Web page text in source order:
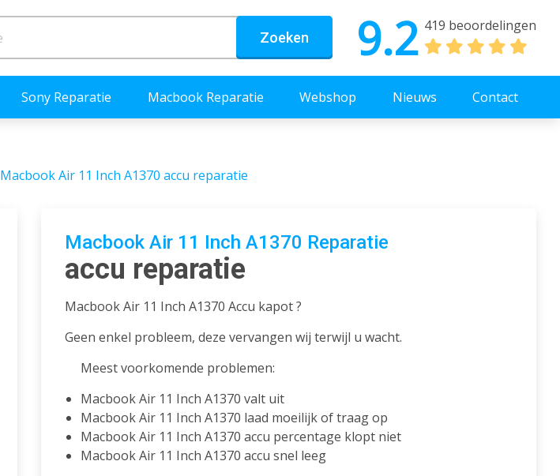
Zoeken 9.2 419 beoordelingen
Sony Reparatie Macbook Reparatie Webshop Nieuws Contact
Macbook Air 11 Inch A1370 accu reparatie
Macbook Air 11 Inch A1370 Reparatie
accu reparatie
Macbook Air 11 Inch A1370 Accu kapot ?
Geen enkel probleem, deze vervangen wij terwijl u wacht.
Meest voorkomende problemen:
Macbook Air 11 Inch A1370 valt uit
Macbook Air 11 Inch A1370 laad moeilijk of traag op
Macbook Air 11 Inch A1370 accu percentage klopt niet
Macbook Air 11 Inch A1370 accu snel leeg